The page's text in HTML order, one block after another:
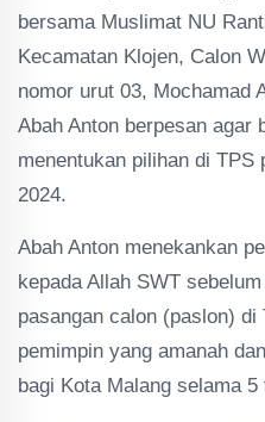
bersama Muslimat NU
Kecamatan Klojen, Calon
nomor urut 03, Mochamad
Abah Anton berpesan agar
menentukan pilihan di TPS
2024.
Abah Anton menekankan
kepada Allah SWT
pasangan calon (paslon)
pemimpin yang amanah
bagi Kota Malang selama 5